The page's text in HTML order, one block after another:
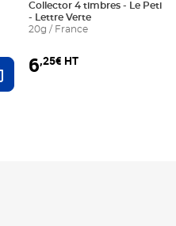
Ajouter au panier
Collector 4 timbres - Le Petit
- Lettre Verte
20g / France
6,25€ HT